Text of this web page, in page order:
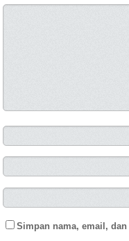
Simpan nama, email,